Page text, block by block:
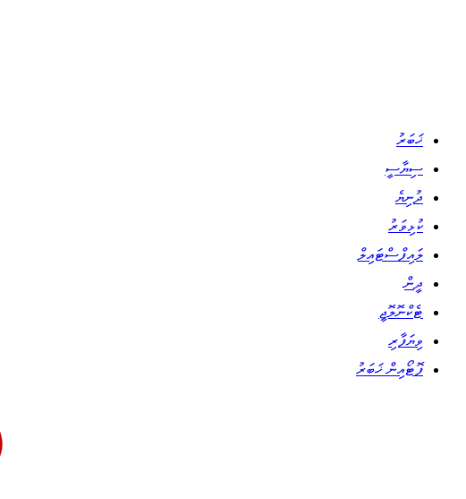
ޚަބަރު
ސިޔާސީ
ދުނިޔެ
ކުޅިވަރު
ލައިފްސްޓައިލް
ދީން
ޓެކްނޮލޮޖީ
ވިޔަފާރި
ފޮޓޯއިން ޚަބަރު